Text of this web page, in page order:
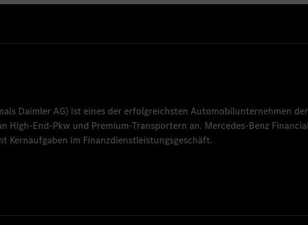
Daimler AG) ist eines der erfolgreichsten Automobilunternehmen
High-End-Pkw und Premium-Transportern an. Mercedes-Benz
Kernaufgaben im Finanzdienstleistungsgeschäft.